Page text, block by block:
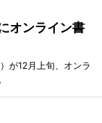
オンライン書
が12月上旬、オンラ